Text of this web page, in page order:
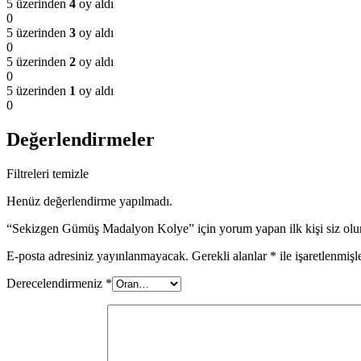
5 üzerinden 4 oy aldı
0
5 üzerinden 3 oy aldı
0
5 üzerinden 2 oy aldı
0
5 üzerinden 1 oy aldı
0
Değerlendirmeler
Filtreleri temizle
Henüz değerlendirme yapılmadı.
“Sekizgen Gümüş Madalyon Kolye” için yorum yapan ilk kişi siz
E-posta adresiniz yayınlanmayacak. Gerekli alanlar * ile
Derecelendirmeniz *